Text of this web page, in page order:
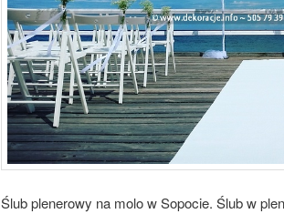
Ślub plenerowy na molo w Sopocie. Ślub w